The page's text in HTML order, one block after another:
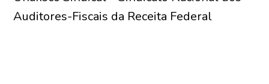
Auditores-Fiscais da Receita Federal